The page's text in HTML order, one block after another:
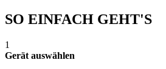
SO EINFACH GEHT'S
1
Gerät auswählen